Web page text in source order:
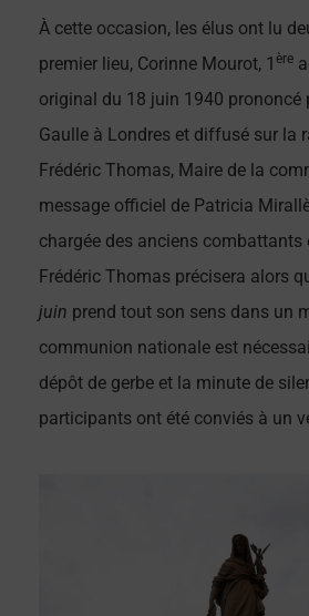
À cette occasion, les élus ont lu
premier lieu, Corinne Mourot, 1 ère
original du 18 juin 1940 prononcé
Gaulle à Londres et diffusé sur la
Frédéric Thomas, Maire de la
message officiel de Patricia
chargée des anciens combattants
Frédéric Thomas précisera alors
juin prend tout son sens dans un
communion nationale est
dépôt de gerbe et la minute de
participants ont été conviés à un